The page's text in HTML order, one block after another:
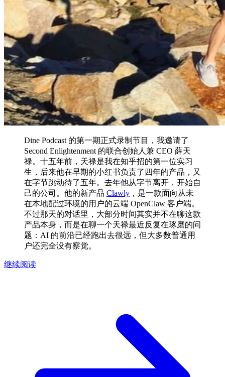
Dine Podcast 的第一期正式录制节目，我邀请了
Second Enlightenment 的联合创始人兼 CEO 薛天
禄。十五年前，天禄是我在知乎招的第一位实习
生，后来他在早期的小红书负责了四年的产品，又
在字节跳动待了五年。去年他从字节离开，开始自
己的公司。他的新产品 Clawly ，是一款面向从未
在本地配过环境的用户的云端 OpenClaw 客户端。
不过那天的对话里，大部分时间其实并不在聊这款
产品本身，而是在聊一个天禄最近反复在琢磨的问
题：AI 的前沿已经跑出去很远，但大多数普通用
户还完全没有察觉。
继续阅读